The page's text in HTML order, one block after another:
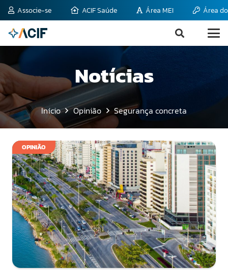
Associe-se ACIF Saúde Área MEI Área
Notícias
Início Opinião Segurança concreta
OPINIÃO